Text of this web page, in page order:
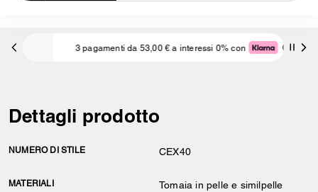
3 pagamenti da 53,00 € a interessi 0% con
Dettagli prodotto
NUMERO DI STILE CEX40
MATERIALI
Tomaia in pelle e similpelle